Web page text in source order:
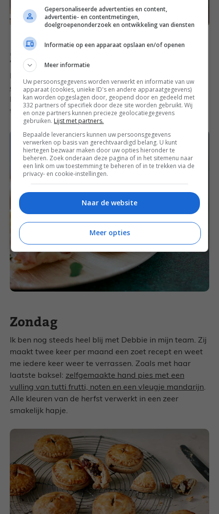
Zaterdag
op een cassave chipjezijn top voor het weekend als
hapje bij de borrel of tijdens een etentje. Makkelijk om
te maken en heel verrassend.
Zondag
Ik ben nog steeds heel blij met Debbie in mijn team. Zij
maakt twee keer per maand een zoet recept en weet
me iedere keer weer te verrassen. Zoals met haar
laatste baksel: zelfgemaakte hand pies met een
vulling van tutti frutti, noten en een vleugje mandarijn.
Alle kleuren van de herfst verwerkt in een zeer
smakelijk hapje.
Gepersonaliseerde advertenties en content,
advertentie- en contentmetingen,
doelgroepenonderzoek en ontwikkeling van diensten
Informatie op een apparaat opslaan en/of openen
Meer informatie
Uw persoonsgegevens worden verwerkt en informatie van uw
apparaat (cookies, unieke ID's en andere apparaatgegevens)
kan worden opgeslagen door, geopend door en gedeeld met
332 partners of specifiek door deze site worden gebruikt. Wij
en onze partners kunnen precieze geolocatiegegevens
gebruiken. Lijst met partners.
Bepaalde leveranciers kunnen uw persoonsgegevens
verwerken op basis van gerechtvaardigd belang. U kunt
hiertegen bezwaar maken door uw opties hieronder te
beheren. Zoek onderaan deze pagina of in het sitemenu naar
een link om uw toestemming te beheren of in te trekken via de
privacy- en cookie-instellingen.
Naar de website
Meer opties